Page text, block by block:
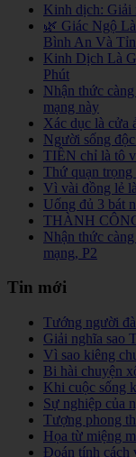
Kinh dịch: Giải
🌿 Giác Ngộ
Bình An Và
Kinh Dịch Là
Phút
Nhận thức
mạng này
Xác dục là cửa
Người sống
TIỀN chỉ là tô
Thứ quạn trọng
Vì vài đồng lẻ
Uống đủ 3 bát
THÀNH
Nhận thức
mạng, P2
Tin mới
Tướng người
Giải nghĩa sao
Vì sao kiêng
Bi hài chuyện
Khi cuộc sống
Sự nghiệp của
Tượng phong
Họa từ miệng
Đoán tính cách